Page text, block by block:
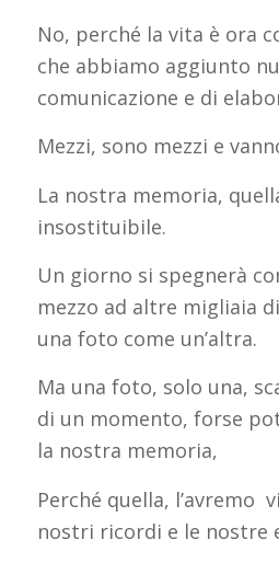
No, perché la vita è ora
che abbiamo aggiunto
comunicazione e di
Mezzi, sono mezzi e
La nostra memoria,
insostituibile.
Un giorno si spegnerà
mezzo ad altre migliaia
una foto come un’altra.
Ma una foto, solo una,
di un momento, forse
la nostra memoria,
Perché quella, l’avremo
nostri ricordi e le nostre